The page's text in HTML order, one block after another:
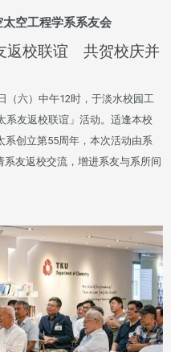
太空工程学系系友会
返校联谊 共贺校庆并
（六）中午12时，于淡水校园工
系友返校联谊」活动。适逢本校
系创立第55周年，本次活动由系
系友返校交流，增进系友与系所间